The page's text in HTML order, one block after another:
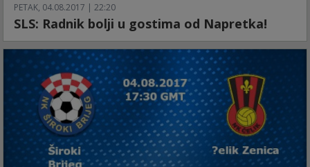
PETAK, 04.08.2017 | 22:20
SLS: Radnik bolji u gostima od Napretka!